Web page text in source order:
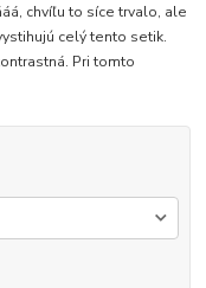
chvíľu to síce trvalo, ale
celý tento setik.
Pri tomto